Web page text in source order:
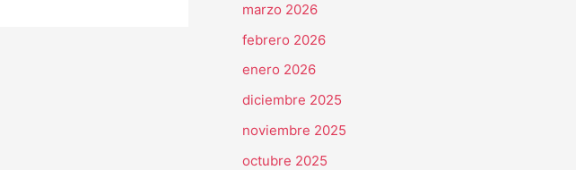
marzo 2026
febrero 2026
enero 2026
diciembre 2025
noviembre 2025
octubre 2025